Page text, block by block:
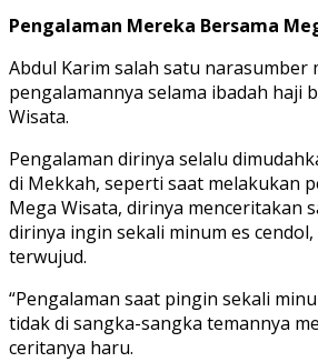
Pengalaman Mereka Bersama
Abdul Karim salah satu narasumber
pengalamannya selama ibadah haji
Wisata.
Pengalaman dirinya selalu
di Mekkah, seperti saat melakukan
Mega Wisata, dirinya menceritakan
dirinya ingin sekali minum es
terwujud.
“Pengalaman saat pingin sekali
tidak di sangka-sangka temannya
ceritanya haru.